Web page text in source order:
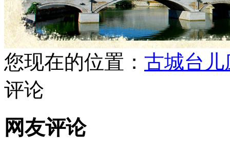
您现在的位置： 古城台儿
评论
网友评论